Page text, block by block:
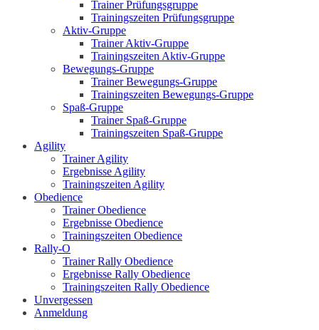
Trainer Prüfungsgruppe
Trainingszeiten Prüfungsgruppe
Aktiv-Gruppe
Trainer Aktiv-Gruppe
Trainingszeiten Aktiv-Gruppe
Bewegungs-Gruppe
Trainer Bewegungs-Gruppe
Trainingszeiten Bewegungs-Gruppe
Spaß-Gruppe
Trainer Spaß-Gruppe
Trainingszeiten Spaß-Gruppe
Agility
Trainer Agility
Ergebnisse Agility
Trainingszeiten Agility
Obedience
Trainer Obedience
Ergebnisse Obedience
Trainingszeiten Obedience
Rally-O
Trainer Rally Obedience
Ergebnisse Rally Obedience
Trainingszeiten Rally Obedience
Unvergessen
Anmeldung